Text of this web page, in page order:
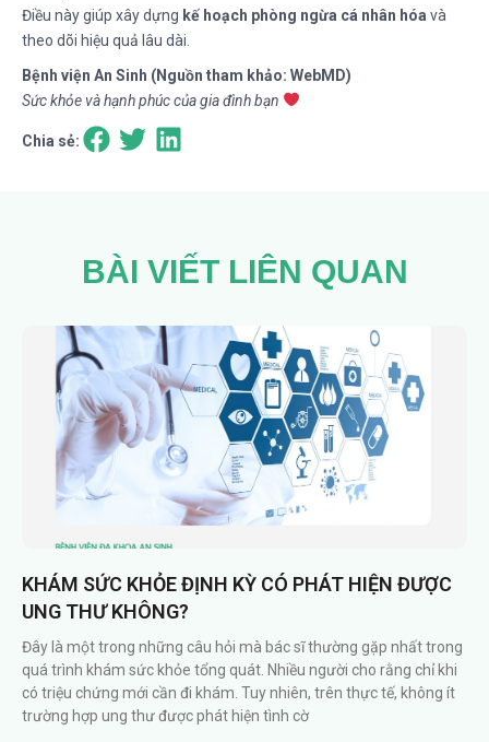
Điều này giúp xây dựng kế hoạch phòng ngừa cá nhân hóa và
theo dõi hiệu quả lâu dài.
Bệnh viện An Sinh (Nguồn tham khảo: WebMD)
Sức khỏe và hạnh phúc của gia đình bạn
Chia sẻ:
BÀI VIẾT LIÊN QUAN
KHÁM SỨC KHỎE ĐỊNH KỲ CÓ PHÁT HIỆN ĐƯỢC
UNG THƯ KHÔNG?
Đây là một trong những câu hỏi mà bác sĩ thường gặp nhất trong
quá trình khám sức khỏe tổng quát. Nhiều người cho rằng chỉ khi
có triệu chứng mới cần đi khám. Tuy nhiên, trên thực tế, không ít
trường hợp ung thư được phát hiện tình cờ